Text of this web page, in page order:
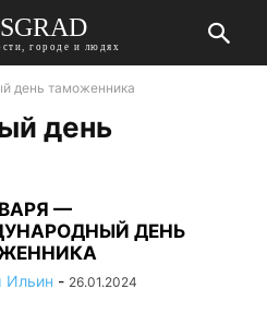
городе и людях
день таможенника
день
—
ДЕНЬ
Ильин - 26.01.2024